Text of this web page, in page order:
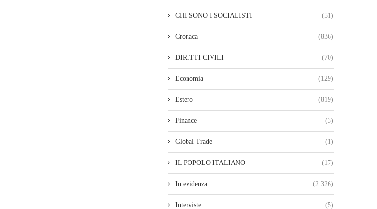
CHI SONO I SOCIALISTI (51)
Cronaca (836)
DIRITTI CIVILI (70)
Economia (129)
Estero (819)
Finance (3)
Global Trade (1)
IL POPOLO ITALIANO (17)
In evidenza (2.326)
Interviste (5)